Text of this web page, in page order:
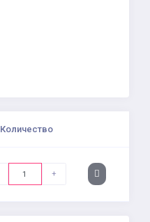
Количество
+